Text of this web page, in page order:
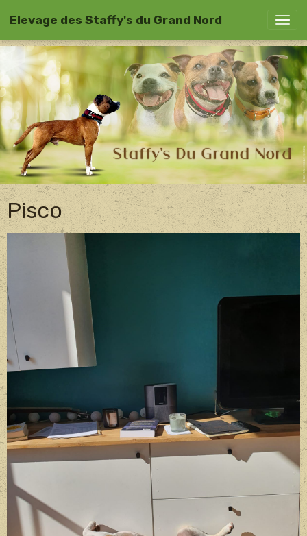
Elevage des Staffy's du Grand Nord
Pisco